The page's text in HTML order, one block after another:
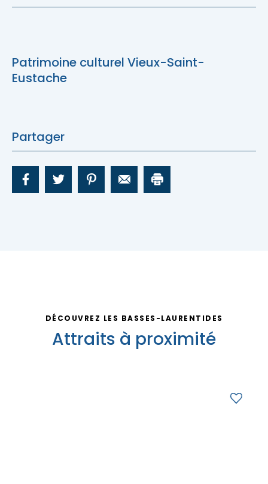
Nous joindre
Patrimoine culturel Vieux-Saint-
Eustache
Partager
DÉCOUVREZ LES BASSES-LAURENTIDES
Attraits à proximité